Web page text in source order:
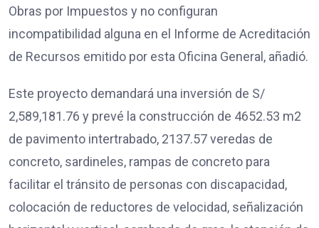
Obras por Impuestos y no configuran
incompatibilidad alguna en el Informe de Acreditación
de Recursos emitido por esta Oficina General, añadió.
Este proyecto demandará una inversión de S/
2,589,181.76 y prevé la construcción de 4652.53 m2
de pavimento intertrabado, 2137.57 veredas de
concreto, sardineles, rampas de concreto para
facilitar el tránsito de personas con discapacidad,
colocación de reductores de velocidad, señalización